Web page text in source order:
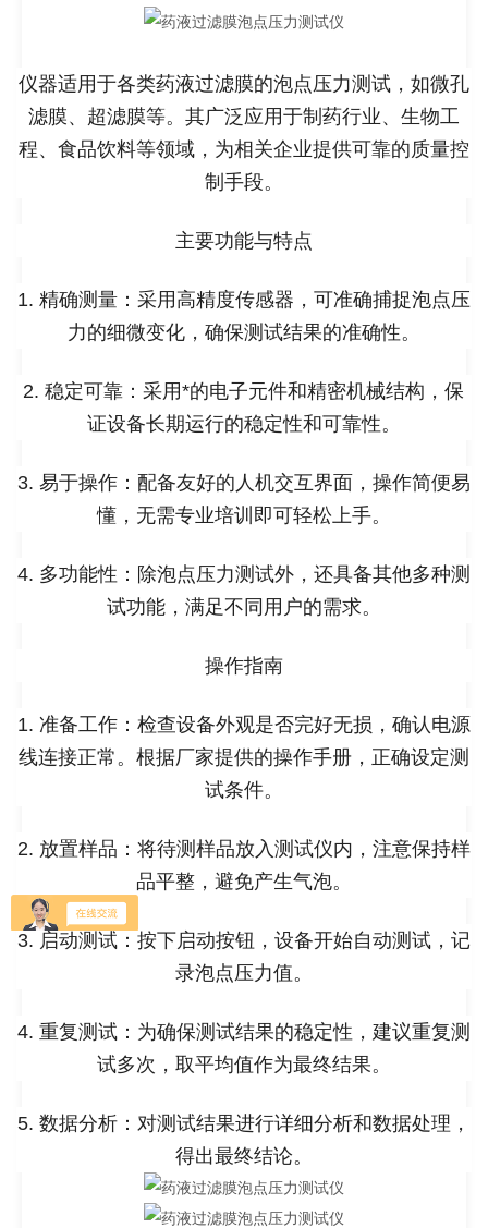
仪器适用于各类药液过滤膜的泡点压力测试，如微孔
滤膜、超滤膜等。其广泛应用于制药行业、生物工
程、食品饮料等领域，为相关企业提供可靠的质量控
制手段。
主要功能与特点
1. 精确测量：采用高精度传感器，可准确捕捉泡点压
力的细微变化，确保测试结果的准确性。
2. 稳定可靠：采用*的电子元件和精密机械结构，保
证设备长期运行的稳定性和可靠性。
3. 易于操作：配备友好的人机交互界面，操作简便易
懂，无需专业培训即可轻松上手。
4. 多功能性：除泡点压力测试外，还具备其他多种测
试功能，满足不同用户的需求。
操作指南
1. 准备工作：检查设备外观是否完好无损，确认电源
线连接正常。根据厂家提供的操作手册，正确设定测
试条件。
2. 放置样品：将待测样品放入测试仪内，注意保持样
品平整，避免产生气泡。
3. 启动测试：按下启动按钮，设备开始自动测试，记
录泡点压力值。
4. 重复测试：为确保测试结果的稳定性，建议重复测
试多次，取平均值作为最终结果。
5. 数据分析：对测试结果进行详细分析和数据处理，
得出最终结论。